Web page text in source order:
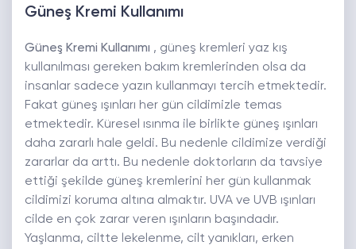
Güneş Kremi Kullanımı
Güneş Kremi Kullanımı , güneş kremleri yaz kış
kullanılması gereken bakım kremlerinden olsa da
insanlar sadece yazın kullanmayı tercih etmektedir.
Fakat güneş ışınları her gün cildimizle temas
etmektedir. Küresel ısınma ile birlikte güneş ışınları
daha zararlı hale geldi. Bu nedenle cildimize verdiği
zararlar da arttı. Bu nedenle doktorların da tavsiye
ettiği şekilde güneş kremlerini her gün kullanmak
cildimizi koruma altına almaktır. UVA ve UVB ışınları
cilde en çok zarar veren ışınların başındadır.
Yaşlanma, ciltte lekelenme, cilt yanıkları, erken